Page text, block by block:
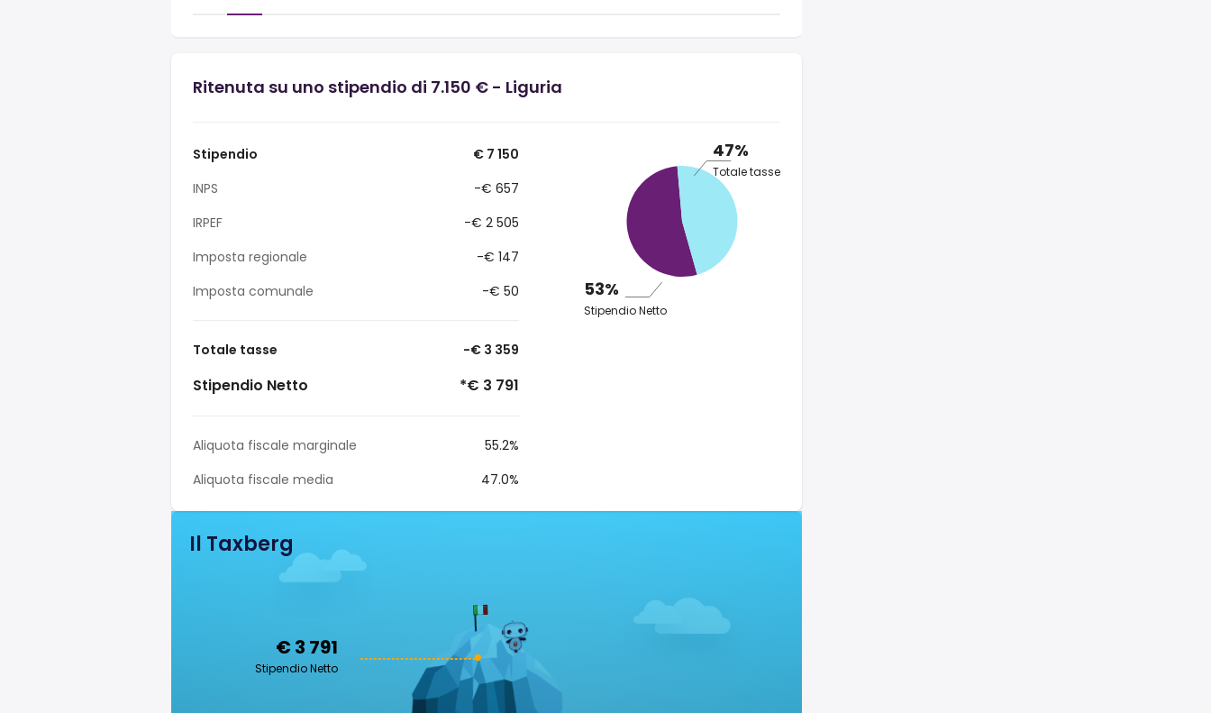
Ritenuta su uno stipendio di 7.150 € - Liguria
Stipendio
€ 7 150
INPS
-€ 657
IRPEF
-€ 2 505
Imposta regionale
-€ 147
Imposta comunale
-€ 50
Totale tasse -€ 3 359
Stipendio Netto *€ 3 791
Aliquota fiscale marginale
55.2%
Aliquota fiscale media
47.0%
47%
Totale tasse
53%
Stipendio Netto
Il Taxberg
€ 3 791
Stipendio Netto